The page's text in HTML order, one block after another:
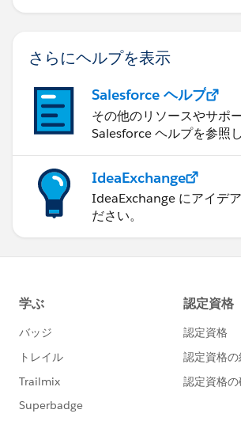
さらにヘルプを表示
Salesforce ヘルプ
その他のリソースやサポ
Salesforce ヘルプを参照
IdeaExchange
IdeaExchange にアイデ
ださい。